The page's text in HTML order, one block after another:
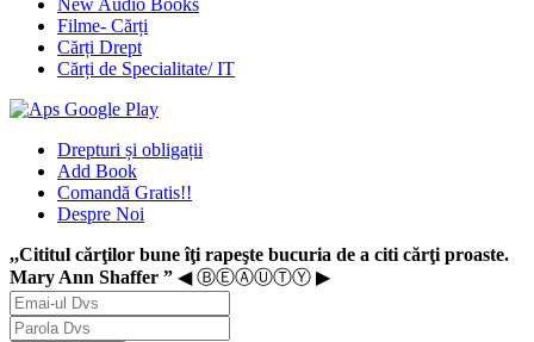
Filme- Cărți
Cărți Drept
Cărți de Specialitate/ IT
Drepturi și obligații
Add Book
Comandă Gratis!!
Despre Noi
,,Cititul cărţilor bune îţi rapeşte bucuria de a citi cărţi proaste.
Mary Ann Shaffer ” ◀ ⒷⒺⒶⓊⓉⓎ ▶